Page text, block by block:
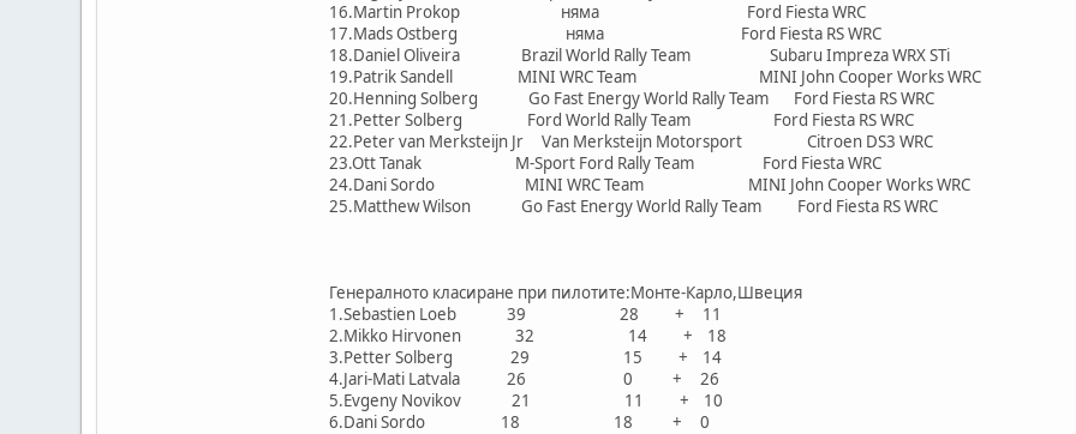
16.Martin Prokop няма Ford Fiesta WRC
17.Mads Ostberg няма Ford Fiesta RS WRC
18.Daniel Oliveira Brazil World Rally Team Subaru Impreza WRX STi
19.Patrik Sandell MINI WRC Team MINI John Cooper Works WRC
20.Henning Solberg Go Fast Energy World Rally Team Ford Fiesta RS WRC
21.Petter Solberg Ford World Rally Team Ford Fiesta RS WRC
22.Peter van Merksteijn Jr Van Merksteijn Motorsport Citroen DS3 WRC
23.Ott Tanak M-Sport Ford Rally Team Ford Fiesta WRC
24.Dani Sordo MINI WRC Team MINI John Cooper Works WRC
25.Matthew Wilson Go Fast Energy World Rally Team Ford Fiesta RS WRC
Генералното класиране при пилотите:Монте-Карло,Швеция
1.Sebastien Loeb 39 28 + 11
2.Mikko Hirvonen 32 14 + 18
3.Petter Solberg 29 15 + 14
4.Jari-Mati Latvala 26 0 + 26
5.Evgeny Novikov 21 11 + 10
6.Dani Sordo 18 18 + 0